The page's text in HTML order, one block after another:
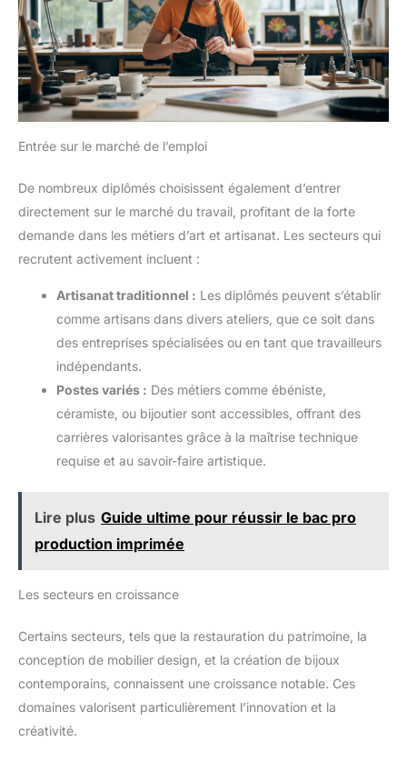
Entrée sur le marché de l’emploi
De nombreux diplômés choisissent également d’entrer
directement sur le marché du travail, profitant de la forte
demande dans les métiers d’art et artisanat. Les secteurs qui
recrutent activement incluent :
Artisanat traditionnel : Les diplômés peuvent s’établir
comme artisans dans divers ateliers, que ce soit dans
des entreprises spécialisées ou en tant que travailleurs
indépendants.
Postes variés : Des métiers comme ébéniste,
céramiste, ou bijoutier sont accessibles, offrant des
carrières valorisantes grâce à la maîtrise technique
requise et au savoir-faire artistique.
Lire plus Guide ultime pour réussir le bac pro
production imprimée
Les secteurs en croissance
Certains secteurs, tels que la restauration du patrimoine, la
conception de mobilier design, et la création de bijoux
contemporains, connaissent une croissance notable. Ces
domaines valorisent particulièrement l’innovation et la
créativité.